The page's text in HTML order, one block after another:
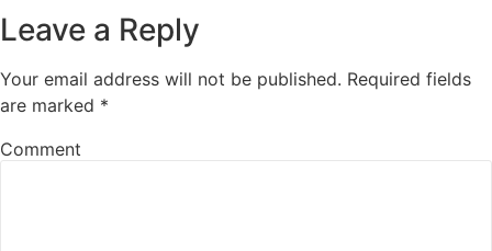
Leave a Reply
Your email address will not be published. Required fields
are marked *
Comment